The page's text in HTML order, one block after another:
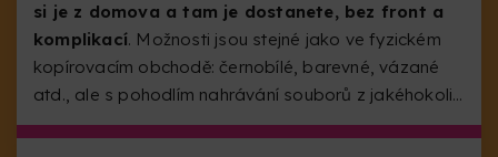
si je z domova a tam je dostanete, bez front a
komplikací. Možnosti jsou stejné jako ve fyzickém
kopírovacím obchodě: černobílé, barevné, vázané
atd., ale s pohodlím nahrávání souborů z jakéhokoli
zařízení s přístupem k internetu.